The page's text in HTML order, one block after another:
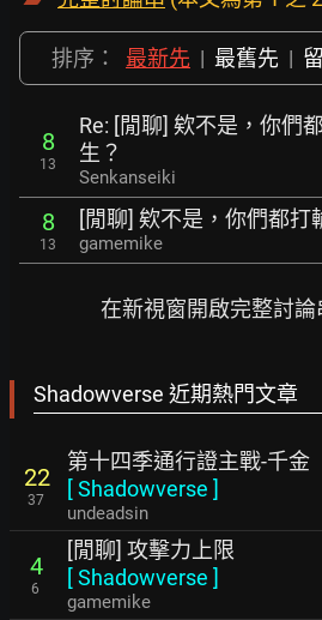
排序： 最新先 | 最舊先 |
8
13
Re: [閒聊] 欸不是，你們
生？
Senkanseiki
8
13
[閒聊] 欸不是，你們都打
gamemike
在新視窗開啟完整討論
Shadowverse 近期熱門文章
22
37
第十四季通行證主戰-千金
[Shadowverse ]
undeadsin
4
6
[閒聊] 攻擊力上限
[Shadowverse ]
gamemike